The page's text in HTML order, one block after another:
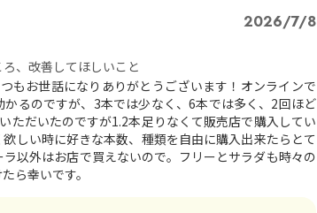
2026/7/8
、改善してほしいこと
もお世話になりありがとうございます！オンラインで
るのですが、3本では少なく、6本では多く、2回ほど
ただいたのですが1.2本足りなくて販売店で購入してい
しい時に好きな本数、種類を自由に購入出来たらとて
以外はお店で買えないので。フリーとサラダも時々の
ら幸いです。